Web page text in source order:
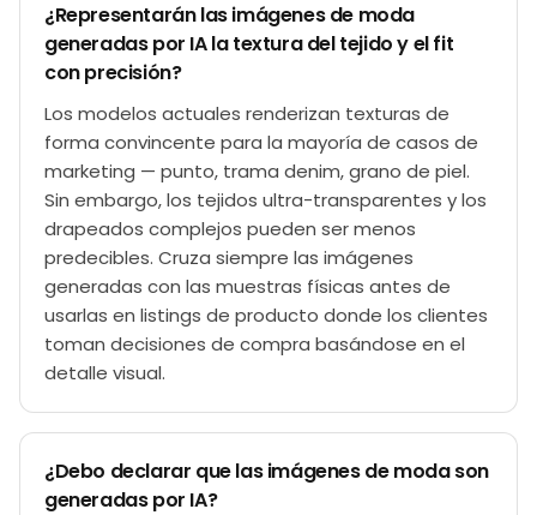
¿Representarán las imágenes de moda
generadas por IA la textura del tejido y el fit
con precisión?
Los modelos actuales renderizan texturas de
forma convincente para la mayoría de casos de
marketing — punto, trama denim, grano de piel.
Sin embargo, los tejidos ultra-transparentes y los
drapeados complejos pueden ser menos
predecibles. Cruza siempre las imágenes
generadas con las muestras físicas antes de
usarlas en listings de producto donde los clientes
toman decisiones de compra basándose en el
detalle visual.
¿Debo declarar que las imágenes de moda son
generadas por IA?